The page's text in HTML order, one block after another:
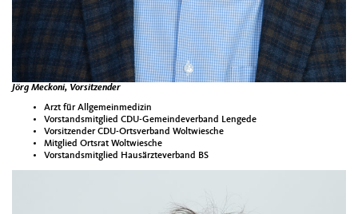
Jörg Meckoni, Vorsitzender
Arzt für Allgemeinmedizin
Vorstandsmitglied CDU-Gemeindeverband Lengede
Vorsitzender CDU-Ortsverband Woltwiesche
Mitglied Ortsrat Woltwiesche
Vorstandsmitglied Hausärzteverband BS